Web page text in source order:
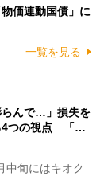
価連動国債」に
一覧を見る
らんで…」損失を
4つの視点 「…
中旬にはキオク